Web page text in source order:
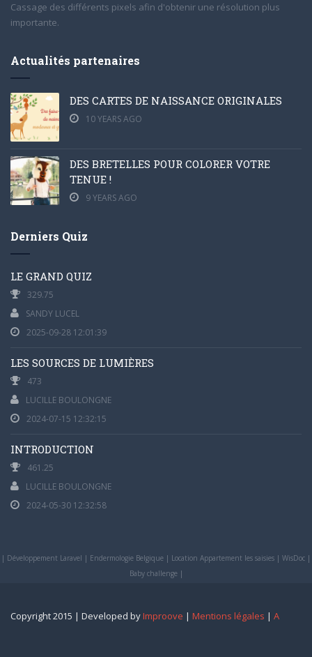
Cassage des différents pixels afin d'obtenir une résolution plus
importante.
Actualités partenaires
DES CARTES DE NAISSANCE ORIGINALES
10 YEARS AGO
DES BRETELLES POUR COLORER VOTRE
TENUE !
9 YEARS AGO
Derniers Quiz
LE GRAND QUIZ
329.75
SANDY LUCEL
2025-09-28 12:01:39
LES SOURCES DE LUMIÈRES
473
LUCILLE BOULONGNE
2024-07-15 12:32:15
INTRODUCTION
461.25
LUCILLE BOULONGNE
2024-05-30 12:32:58
| Développement Laravel | Endermologie Belgique | Location Appartement les saisies | WisDoc |
Baby challenge|
Copyright 2015 | Developed byImproove | Mentions légales | A